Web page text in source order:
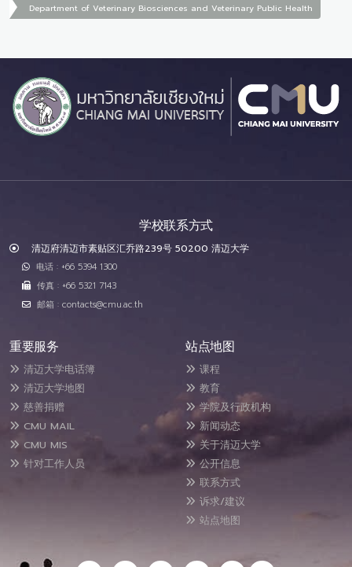
Department of Veterinary Biosciences and Veterinary Public Health
学校联系方式
清迈府清迈市素贴区汇乔路239号 50200 清迈大学
电话 : +66 5394 1300
传真 : +66 5321 7143
邮箱 : contacts@cmu.ac.th
重要服务
清迈大学电话簿
清迈大学地图
慈善捐赠
CMU MAIL
CMU MIS
针对工作人员
站点地图
课程
教育
学院及行政机构
新闻动态
关于清迈大学
公开信息
联系方式
诉求/建议
站点地图